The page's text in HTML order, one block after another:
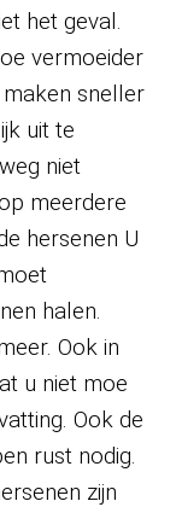
het geval.
vermoeider
sneller
uit te
niet
meerdere
hersenen U
halen.
Ook in
u niet moe
Ook de
rust nodig.
zijn